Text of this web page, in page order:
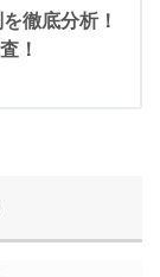
徹底分析！
！